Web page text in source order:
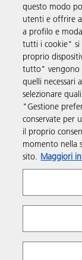
Prodotti e
Supporto
Link utili
Seguici sui
Policy sulla
Termini e
questo modo
utenti e offrire
a profilo e
tutti i cookie" si
proprio
tutto" vengono
quelli necessari
selezionare
"Gestione
conservate per
il proprio
momento nella
sito. Maggiori